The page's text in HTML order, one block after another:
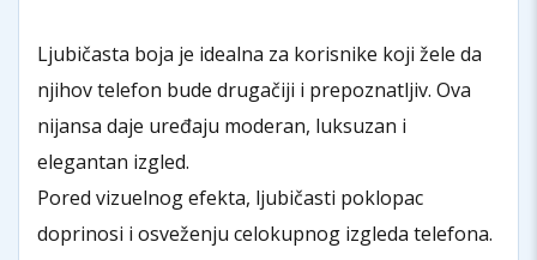
Ljubičasta boja je idealna za korisnike koji žele da
njihov telefon bude drugačiji i prepoznatljiv. Ova
nijansa daje uređaju moderan, luksuzan i
elegantan izgled.
Pored vizuelnog efekta, ljubičasti poklopac
doprinosi i osveženju celokupnog izgleda telefona.